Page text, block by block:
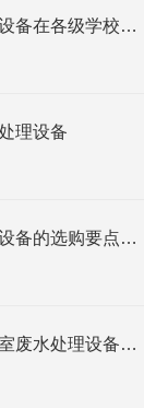
实验室废水处理设备在各级学校的应用
理设备
实验室废水处理设备的选购要点，你知道多少？
一款合格的实验室废水处理设备有哪些性能要求和组成结构？